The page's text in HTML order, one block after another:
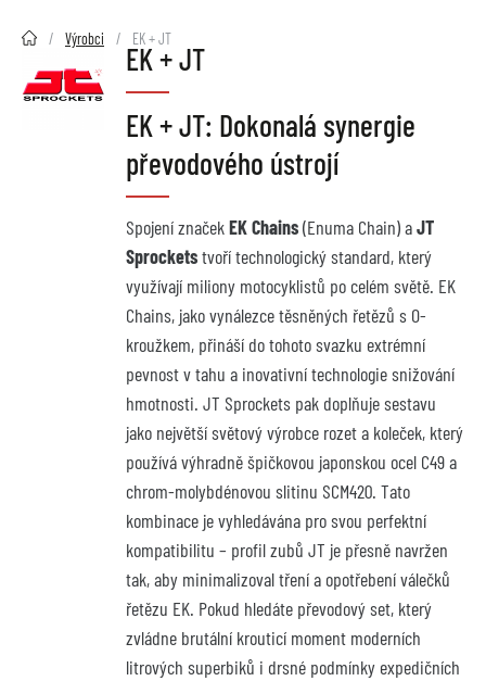
2HMOTO.cz Výrobci EK + JT
EK + JT
EK + JT: Dokonalá synergie
převodového ústrojí
Spojení značekEK Chains(Enuma Chain) aJT
Sprocketstvoří technologický standard, který
využívají miliony motocyklistů po celém světě. EK
Chains, jako vynálezce těsněných řetězů s O-
kroužkem, přináší do tohoto svazku extrémní
pevnost v tahu a inovativní technologie snižování
hmotnosti. JT Sprockets pak doplňuje sestavu
jako největší světový výrobce rozet a koleček, který
používá výhradně špičkovou japonskou ocel C49 a
chrom-molybdénovou slitinu SCM420. Tato
kombinace je vyhledávána pro svou perfektní
kompatibilitu – profil zubů JT je přesně navržen
tak, aby minimalizoval tření a opotřebení válečků
řetězu EK. Pokud hledáte převodový set, který
zvládne brutální krouticí moment moderních
litrových superbiků i drsné podmínky expedičních